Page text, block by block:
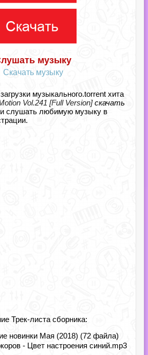
музыку
Скачать музыку
музыкального.torrent хита
Vol.241 [Full Version]скачать
и слушать любимую музыку в
Трек-листа сборника:
новинки Мая (2018) (72 файла)
- Цвет настроения синий.mp3